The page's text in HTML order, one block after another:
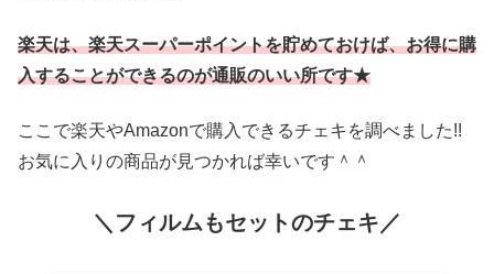
楽天は、楽天スーパーポイントを貯めておけば、お得に購
入することができるのが通販のいい所です★
ここで楽天やAmazonで購入できるチェキを調べました!!
お気に入りの商品が見つかれば幸いです＾＾
＼フィルムもセットのチェキ／